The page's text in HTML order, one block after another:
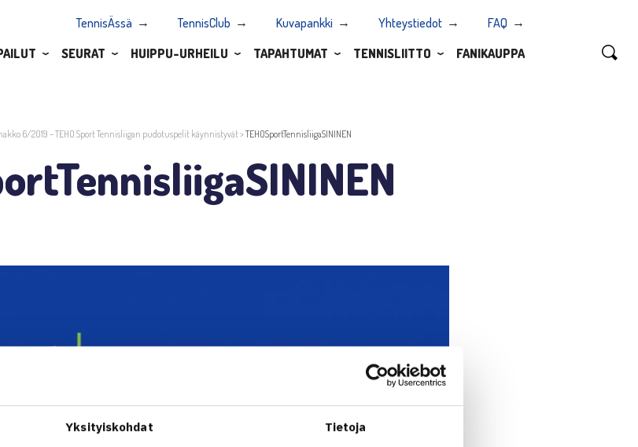
Yksityiskohdat Tietoja
TennisÄssä TennisClub Kuvapankki Yhteystiedot
FAQ
SEURAT HUIPPU-URHEILU TAPAHTUMAT TENNISLIITTO FANIKAUPPA
6/2019 – TEHO Sport Tennisliigan pudotuspelit käynnistyvät>TEHOSportTennisliigaSININEN